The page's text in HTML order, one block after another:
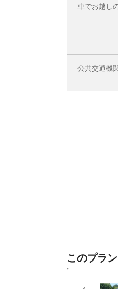
車でお越し
公共交通機
このプラ